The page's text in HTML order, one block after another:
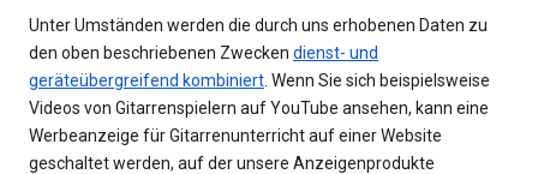
Unter Umständen werden die durch uns erhobenen Daten zu
den oben beschriebenen Zwecken dienst- und
geräteübergreifend kombiniert . Wenn Sie sich beispielsweise
Videos von Gitarrenspielern auf YouTube ansehen, kann eine
Werbeanzeige für Gitarrenunterricht auf einer Website
geschaltet werden, auf der unsere Anzeigenprodukte